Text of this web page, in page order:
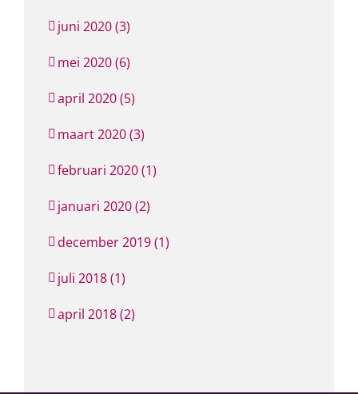
juni 2020 (3)
mei 2020 (6)
april 2020 (5)
maart 2020 (3)
februari 2020 (1)
januari 2020 (2)
december 2019 (1)
juli 2018 (1)
april 2018 (2)